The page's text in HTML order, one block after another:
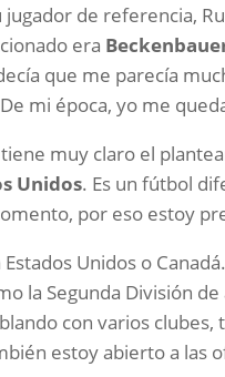
de referencia,
era
que me parecía
mi época, yo me
muy claro el
Unidos. Es un fútbol
por eso estoy
Unidos o
la Segunda División
con varios
estoy abierto a las